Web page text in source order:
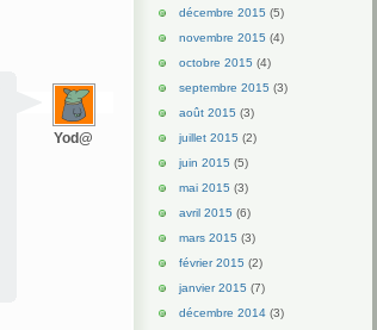
Yod@
décembre 2015 (5)
novembre 2015 (4)
octobre 2015 (4)
septembre 2015 (3)
août 2015 (3)
juillet 2015 (2)
juin 2015 (5)
mai 2015 (3)
avril 2015 (6)
mars 2015 (3)
février 2015 (2)
janvier 2015 (7)
décembre 2014 (3)